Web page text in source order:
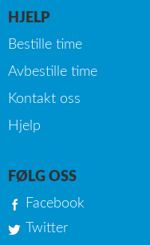
HJELP
Bestille time
Avbestille time
Kontakt oss
Hjelp
FØLG OSS
Facebook
Twitter